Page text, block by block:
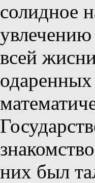
солидное
всей
них был